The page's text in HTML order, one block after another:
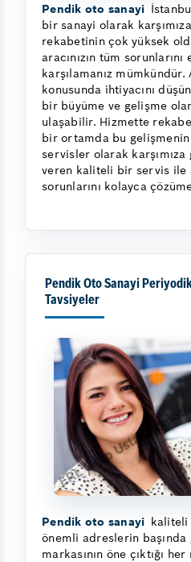
Pendik oto sanayi
bir sanayi olarak
rekabetinin çok yüksek
aracınızın tüm
karşılamanız mümkündür.
konusunda ihtiyacını
bir büyüme ve gelişme
ulaşabilir. Hizmette
bir ortamda bu gelişmenin
servisler olarak
veren kaliteli bir servis ile
sorunlarını kolayca
Pendik Oto Sanayi
Tavsiyeler
Pendik oto sanayi kaliteli
önemli adreslerin başında
markasının öne çıktığı